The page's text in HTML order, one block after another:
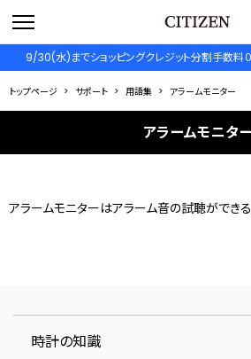
9/30(水)までショッピングクレジット分割手数料
トップページ サポート 用語集 アラームモニター
アラームモニター
アラームモニターはアラーム音の試聴ができる
時計の知識